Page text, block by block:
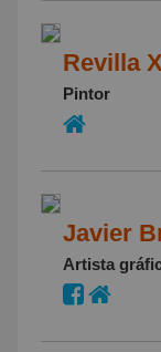
Revilla
Pintor
Javier
Artista